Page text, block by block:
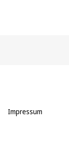
Impressum